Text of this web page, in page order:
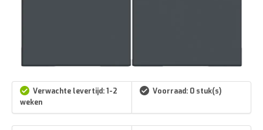
Verwachte levertijd: 1-2
weken
Voorraad: 0 stuk(s)